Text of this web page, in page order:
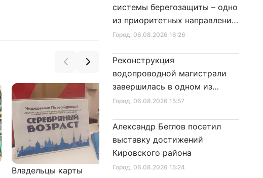
Владельцы карты
Александр Беглов подписал
Город, 06.08.2026 16:26
системы берегозащиты – одно
из приоритетных направлений
развития Петербурга
Город, 06.08.2026 15:57
Реконструкция
водопроводной магистрали
завершилась в одном из
районов города
Город, 06.08.2026 15:24
Александр Беглов посетил
выставку достижений
Кировского района